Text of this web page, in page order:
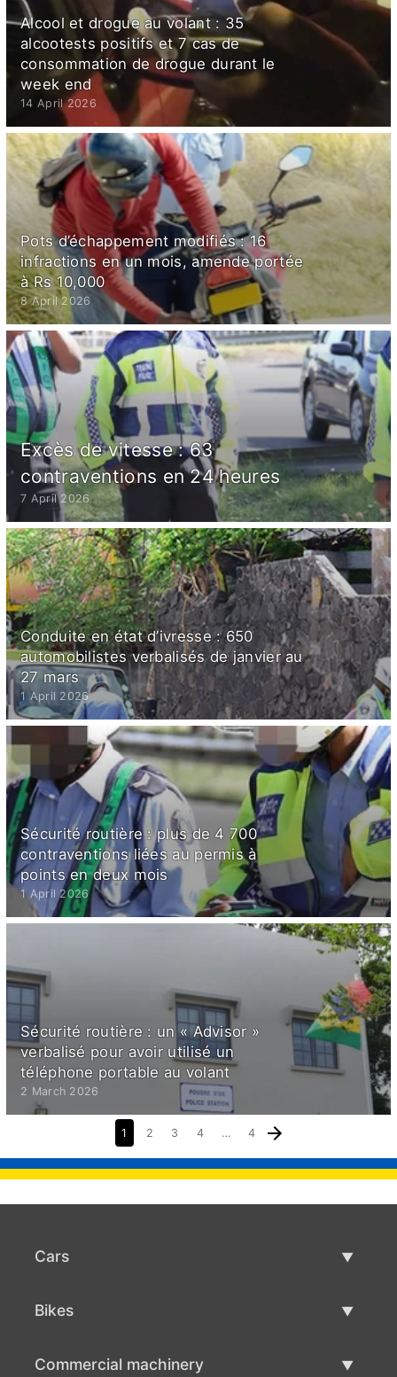
Alcool et drogue au volant : 35
alcootests positifs et 7 cas de
consommation de drogue durant le
week end
14 April 2026
Pots d’échappement modifiés : 16
infractions en un mois, amende portée
à Rs 10,000
8 April 2026
Excès de vitesse : 63
contraventions en 24 heures
7 April 2026
Conduite en état d’ivresse : 650
automobilistes verbalisés de janvier au
27 mars
1 April 2026
Sécurité routière : plus de 4 700
contraventions liées au permis à
points en deux mois
1 April 2026
Sécurité routière : un « Advisor »
verbalisé pour avoir utilisé un
téléphone portable au volant
2 March 2026
1 2 3 4 … 4
Cars
Bikes
Commercial machinery